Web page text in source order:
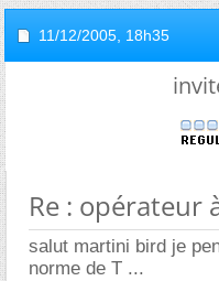
11/12/2005, 18h35
Re : opérateur
salut martini bird je
norme de T ...